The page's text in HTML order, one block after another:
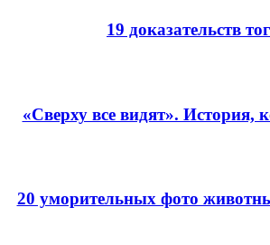
19 доказательств
«Сверху все видят». История,
20 уморительных фото